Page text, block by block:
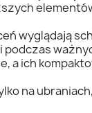
wyglądają
podczas
a ich
na